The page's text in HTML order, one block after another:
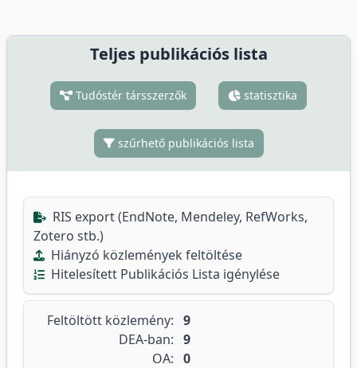
Teljes publikációs lista
Tudóstér társszerzők statisztika
szűrhető publikációs lista
RIS export (EndNote, Mendeley, RefWorks,
Zotero stb.)
Hiányzó közlemények feltöltése
Hitelesített Publikációs Lista igénylése
Feltöltött közlemény: 9
DEA-ban: 9
OA: 0